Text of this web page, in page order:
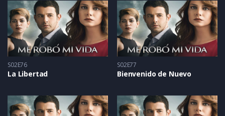
S02E76
La Libertad
S02E77
Bienvenido de Nuevo